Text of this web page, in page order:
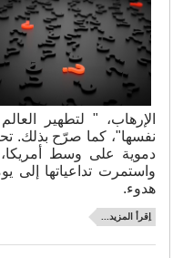
نساء مؤمنات
شريعة
فتاوى المهجر
قضايا اجتماعية
فرق ومذاهب
رعاية المحتاجين
الإسلام والأديان
قضايا فكرية
الإرهاب، " لتطهير
نفسها"، كما صرّح بذلك.
دموية على وسط
واستمرت تداعياتها إلى
هدوء.
اِقرأ المزيد...